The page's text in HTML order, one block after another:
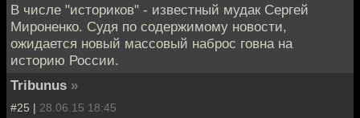
В числе "историков" - известный мудак Сергей
Мироненко. Судя по содержимому новости,
ожидается новый массовый наброс говна на
историю России.
Tribunus »
#25 | 28.06.15 18:45